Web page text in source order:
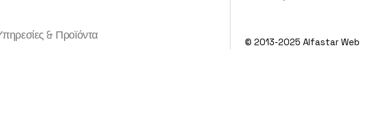
& Προϊόντα
© 2013-2025 Alfastar Web